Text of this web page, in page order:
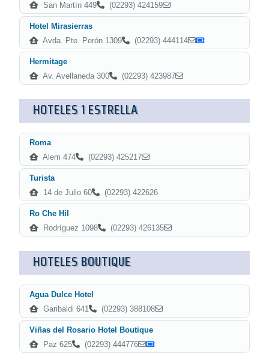
San Martín 449
(02293) 424159
Hotel Mirasierras
Avda. Pte. Perón 1309
(02293) 444114
Hermitage
Av. Avellaneda 300
(02293) 423987
HOTELES 1 ESTRELLA
Roma
Alem 474
(02293) 425217
Turista
14 de Julio 60
(02293) 422626
Ro Che Hil
Rodríguez 1098
(02293) 426135
HOTELES BOUTIQUE
Agua Dulce Hotel
Garibaldi 641
(02293) 388108
Viñas del Rosario Hotel Boutique
Paz 625
(02293) 444776